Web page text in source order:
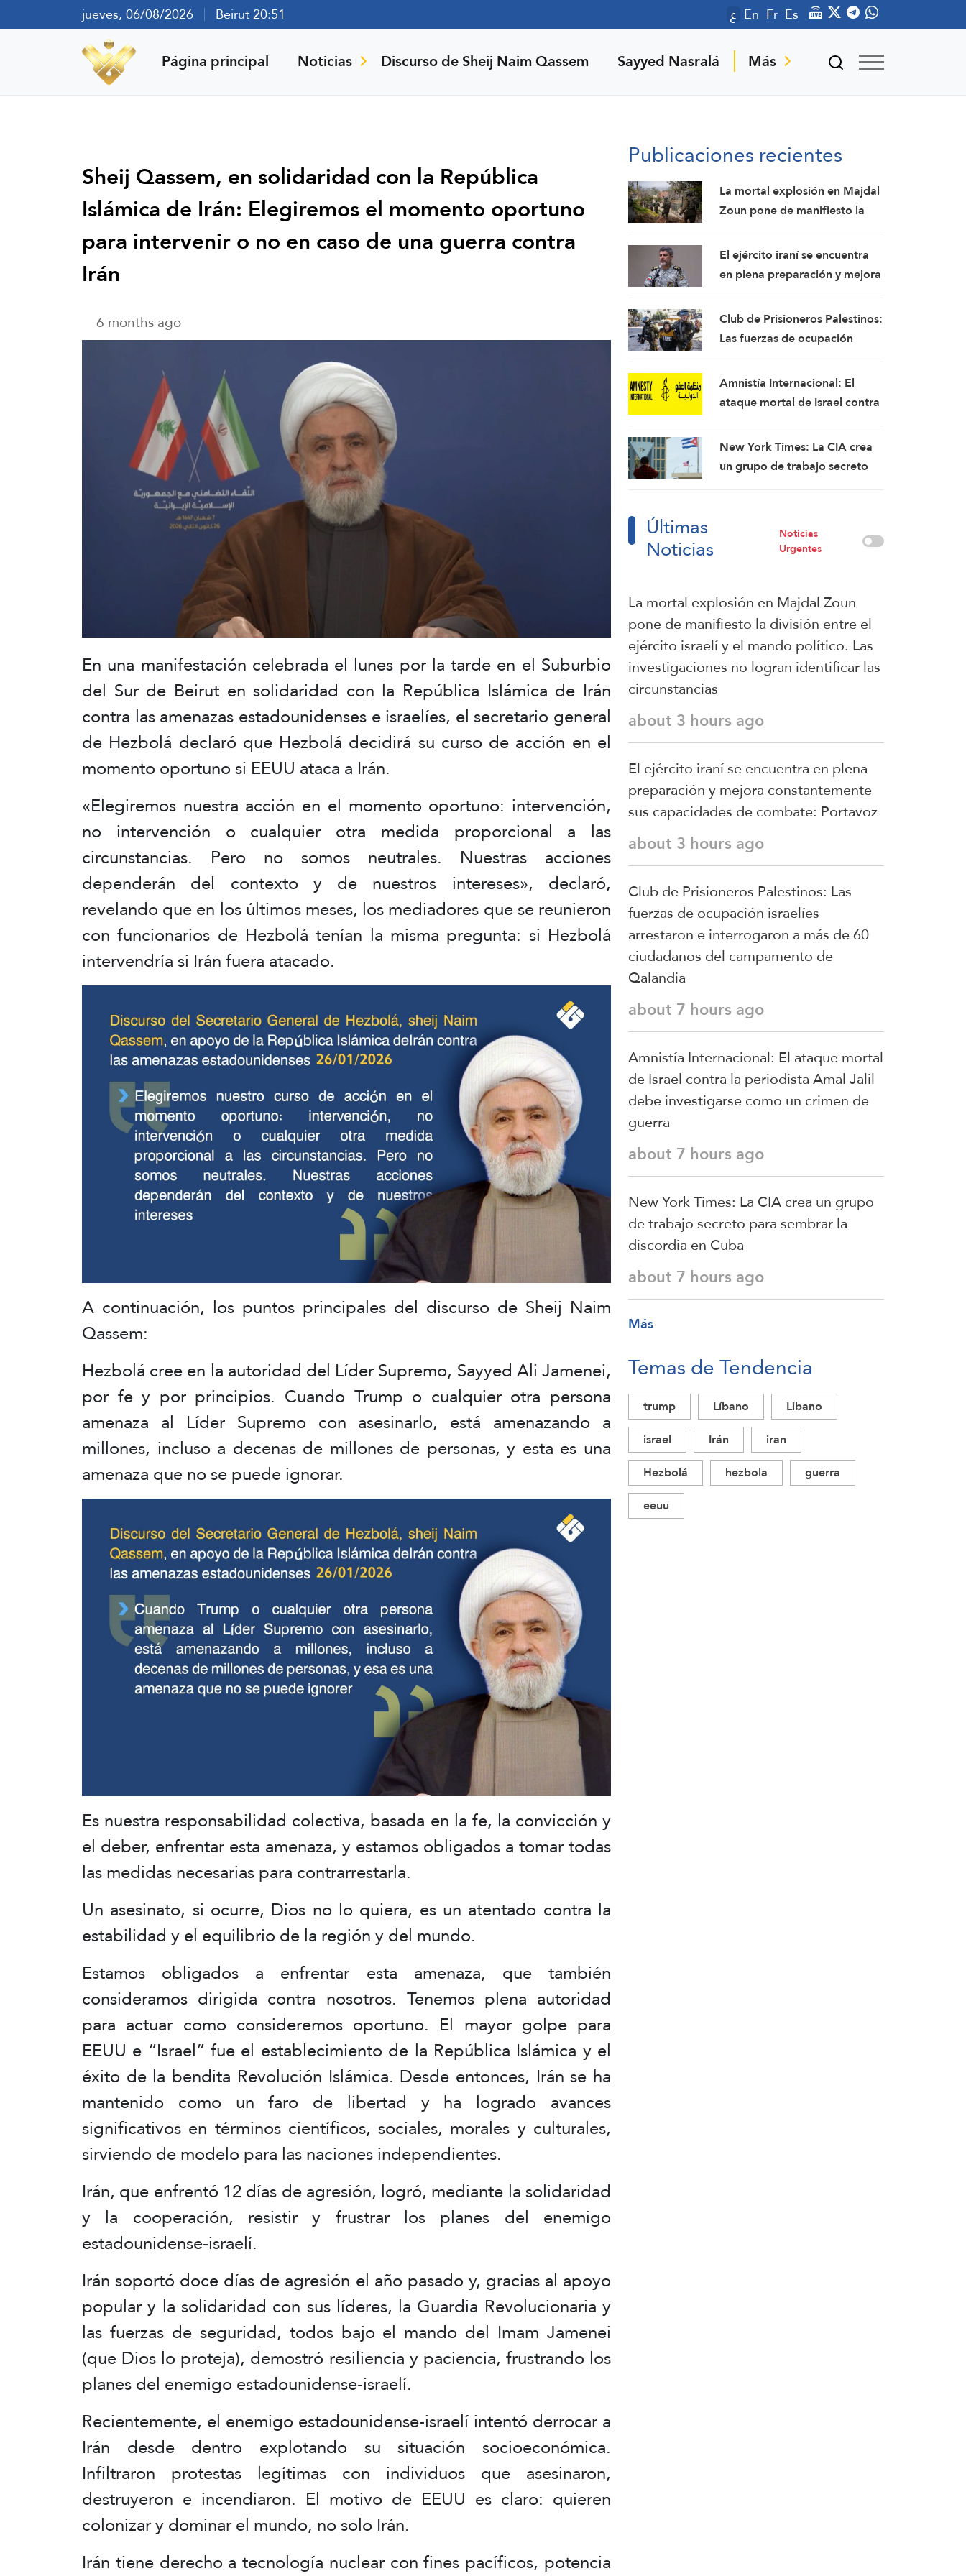
jueves, 06/08/2026 Beirut 20:51 ع En Fr Es
Página principal Noticias Discurso de Sheij Naim Qassem Sayyed Nasralá Más
Sheij Qassem, en solidaridad con la República
Islámica de Irán: Elegiremos el momento oportuno
para intervenir o no en caso de una guerra contra
Irán
6 months ago
En una manifestación celebrada el lunes por la tarde en el Suburbio
del Sur de Beirut en solidaridad con la República Islámica de Irán
contra las amenazas estadounidenses e israelíes, el secretario general
de Hezbolá declaró que Hezbolá decidirá su curso de acción en el
momento oportuno si EEUU ataca a Irán.
«Elegiremos nuestra acción en el momento oportuno: intervención,
no intervención o cualquier otra medida proporcional a las
circunstancias. Pero no somos neutrales. Nuestras acciones
dependerán del contexto y de nuestros intereses», declaró,
revelando que en los últimos meses, los mediadores que se reunieron
con funcionarios de Hezbolá tenían la misma pregunta: si Hezbolá
intervendría si Irán fuera atacado.
A continuación, los puntos principales del discurso de Sheij Naim
Qassem:
Hezbolá cree en la autoridad del Líder Supremo, Sayyed Ali Jamenei,
por fe y por principios. Cuando Trump o cualquier otra persona
amenaza al Líder Supremo con asesinarlo, está amenazando a
millones, incluso a decenas de millones de personas, y esta es una
amenaza que no se puede ignorar.
Es nuestra responsabilidad colectiva, basada en la fe, la convicción y
el deber, enfrentar esta amenaza, y estamos obligados a tomar todas
las medidas necesarias para contrarrestarla.
Un asesinato, si ocurre, Dios no lo quiera, es un atentado contra la
estabilidad y el equilibrio de la región y del mundo.
Estamos obligados a enfrentar esta amenaza, que también
consideramos dirigida contra nosotros. Tenemos plena autoridad
para actuar como consideremos oportuno. El mayor golpe para
EEUU e “Israel” fue el establecimiento de la República Islámica y el
éxito de la bendita Revolución Islámica. Desde entonces, Irán se ha
mantenido como un faro de libertad y ha logrado avances
significativos en términos científicos, sociales, morales y culturales,
sirviendo de modelo para las naciones independientes.
Irán, que enfrentó 12 días de agresión, logró, mediante la solidaridad
y la cooperación, resistir y frustrar los planes del enemigo
estadounidense-israelí.
Irán soportó doce días de agresión el año pasado y, gracias al apoyo
popular y la solidaridad con sus líderes, la Guardia Revolucionaria y
las fuerzas de seguridad, todos bajo el mando del Imam Jamenei
(que Dios lo proteja), demostró resiliencia y paciencia, frustrando los
planes del enemigo estadounidense-israelí.
Recientemente, el enemigo estadounidense-israelí intentó derrocar a
Irán desde dentro explotando su situación socioeconómica.
Infiltraron protestas legítimas con individuos que asesinaron,
destruyeron e incendiaron. El motivo de EEUU es claro: quieren
colonizar y dominar el mundo, no solo Irán.
Irán tiene derecho a tecnología nuclear con fines pacíficos, potencia
Publicaciones recientes
La mortal explosión en Majdal
Zoun pone de manifiesto la
y el mando político. Las
investigaciones no logran
identificar las circunstancias
El ejército iraní se encuentra
en plena preparación y mejora
capacidades de combate:
Portavoz
Club de Prisioneros Palestinos:
Las fuerzas de ocupación
interrogaron a más de 60
ciudadanos del campamento
de Qalandia
Amnistía Internacional: El
ataque mortal de Israel contra
investigarse como un crimen
de guerra
New York Times: La CIA crea
un grupo de trabajo secreto
Últimas
Noticias
Noticias
Urgentes
La mortal explosión en Majdal Zoun
pone de manifiesto la división entre el
ejército israelí y el mando político. Las
investigaciones no logran identificar las
circunstancias
about 3 hours ago
El ejército iraní se encuentra en plena
preparación y mejora constantemente
sus capacidades de combate: Portavoz
about 3 hours ago
Club de Prisioneros Palestinos: Las
fuerzas de ocupación israelíes
arrestaron e interrogaron a más de 60
ciudadanos del campamento de
Qalandia
about 7 hours ago
Amnistía Internacional: El ataque mortal
de Israel contra la periodista Amal Jalil
debe investigarse como un crimen de
guerra
about 7 hours ago
New York Times: La CIA crea un grupo
de trabajo secreto para sembrar la
discordia en Cuba
about 7 hours ago
Más
Temas de Tendencia
trump Líbano
Libano
israel
Irán
iran
Hezbolá
hezbola
guerra
eeuu